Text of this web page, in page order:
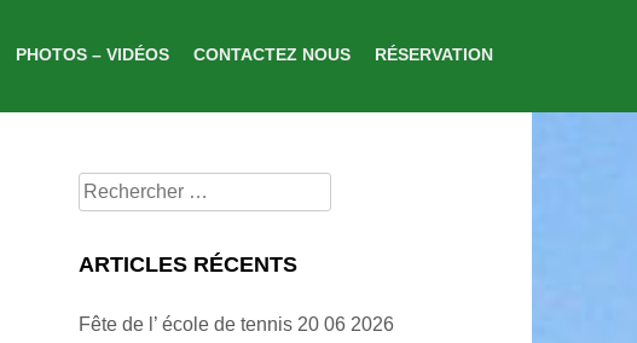
PHOTOS – VIDÉOS CONTACTEZ NOUS RÉSERVATION
Rechercher
pour:
ARTICLES RÉCENTS
Fête de l’ école de tennis 20 06 2026